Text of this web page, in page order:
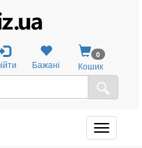
Бажані
0
Кошик